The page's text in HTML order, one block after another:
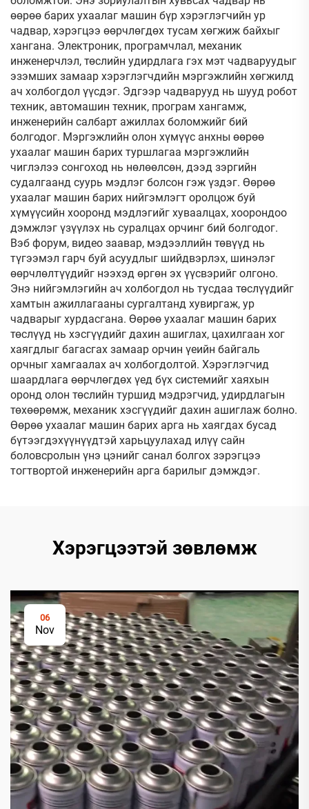
өөрөө барих ухаалаг машин бүр хэрэглэгчийн ур
чадвар, хэрэгцээ өөрчлөгдөх тусам хөгжиж байхыг
хангана. Электроник, програмчлал, механик
инженерчлэл, төслийн удирдлага гэх мэт чадваруудыг
эзэмших замаар хэрэглэгчдийн мэргэжлийн хөгжилд
ач холбогдол үүсдэг. Эдгээр чадварууд нь шууд робот
техник, автомашин техник, програм хангамж,
инженерийн салбарт ажиллах боломжийг бий
болгодог. Мэргэжлийн олон хүмүүс анхны өөрөө
ухаалаг машин барих туршлагаа мэргэжлийн
чиглэлээ сонгоход нь нөлөөлсөн, дээд зэргийн
судалгаанд суурь мэдлэг болсон гэж үздэг. Өөрөө
ухаалаг машин барих нийгэмлэгт оролцож буй
хүмүүсийн хооронд мэдлэгийг хуваалцах, хоорондоо
дэмжлэг үзүүлэх нь суралцах орчинг бий болгодог.
Вэб форум, видео заавар, мэдээллийн төвүүд нь
түгээмэл гарч буй асуудлыг шийдвэрлэх, шинэлэг
өөрчлөлтүүдийг нээхэд өргөн эх үүсвэрийг олгоно.
Энэ нийгэмлэгийн ач холбогдол нь тусдаа төслүүдийг
хамтын ажиллагааны сургалтанд хувиргаж, ур
чадварыг хурдасгана. Өөрөө ухаалаг машин барих
төслүүд нь хэсгүүдийг дахин ашиглах, цахилгаан хог
хаягдлыг багасгах замаар орчин үеийн байгаль
орчныг хамгаалах ач холбогдолтой. Хэрэглэгчид
шаардлага өөрчлөгдөх үед бүх системийг хаяхын
оронд олон төслийн туршид мэдрэгчид, удирдлагын
төхөөрөмж, механик хэсгүүдийг дахин ашиглаж болно.
Өөрөө ухаалаг машин барих арга нь хаягдах бусад
бүтээгдэхүүнүүдтэй харьцуулахад илүү сайн
боловсролын үнэ цэнийг санал болгох зэрэгцээ
тогтвортой инженерийн арга барилыг дэмждэг.
Хэрэгцээтэй зөвлөмж
06
Nov